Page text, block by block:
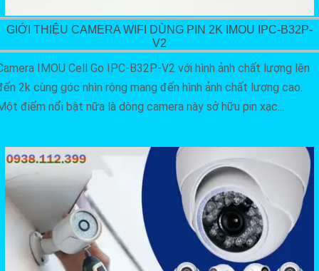
GIỚI THIỆU CAMERA WIFI DÙNG PIN 2K IMOU IPC-B32P-
V2
IMOU Cell Go IPC-B32P-V2 với hình ảnh chất lượng lên
2k cùng góc nhìn rộng mang đến hình ảnh chất lượng cao.
điểm nổi bật nữa là dòng camera này sở hữu pin xạc...